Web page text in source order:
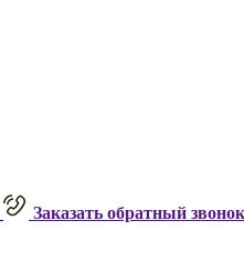
Заказать обратный звонок